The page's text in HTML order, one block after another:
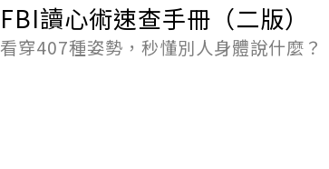
FBI讀心術速查手冊（二版）
看穿407種姿勢，秒懂別人身體說什麼？